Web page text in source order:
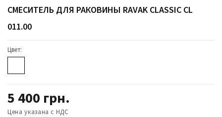
СМЕСИТЕЛЬ ДЛЯ РАКОВИНЫ RAVAK CLASSIC CL
011.00
Цвет:
5 400 грн.
Цена указана с НДС